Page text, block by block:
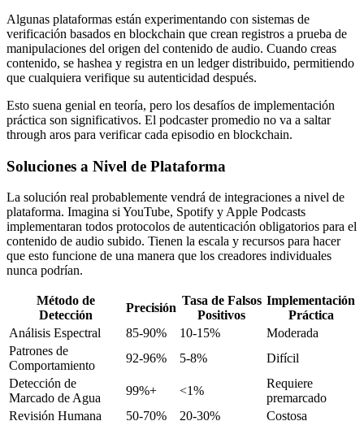
Algunas plataformas están experimentando con sistemas de
verificación basados en blockchain que crean registros a prueba de
manipulaciones del origen del contenido de audio. Cuando creas
contenido, se hashea y registra en un ledger distribuido, permitiendo
que cualquiera verifique su autenticidad después.
Esto suena genial en teoría, pero los desafíos de implementación
práctica son significativos. El podcaster promedio no va a saltar
through aros para verificar cada episodio en blockchain.
Soluciones a Nivel de Plataforma
La solución real probablemente vendrá de integraciones a nivel de
plataforma. Imagina si YouTube, Spotify y Apple Podcasts
implementaran todos protocolos de autenticación obligatorios para el
contenido de audio subido. Tienen la escala y recursos para hacer
que esto funcione de una manera que los creadores individuales
nunca podrían.
Método de
Detección
Precisión
Tasa de Falsos
Positivos
Implementación
Práctica
Análisis Espectral
85-90% 10-15%
Moderada
Patrones de
Comportamiento
92-96% 5-8%
Difícil
Detección de
Marcado de Agua
99%+ <1%
Requiere
premarcado
Revisión Humana
50-70% 20-30% Costosa